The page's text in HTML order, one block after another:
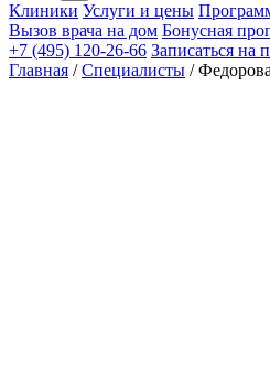
Клиники Услуги и цены
Вызов врача на дом Бонусная
+7 (495) 120-26-66 Записаться на
Главная / Специалисты /